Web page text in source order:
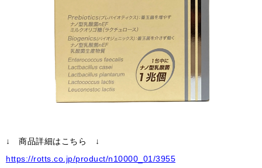
↓ 商品詳細はこちら ↓
https://rotts.co.jp/product/n10000_01/3955